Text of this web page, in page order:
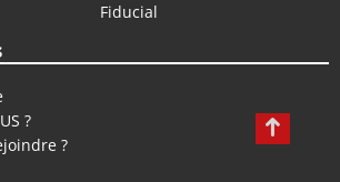
Fiducial
?
?